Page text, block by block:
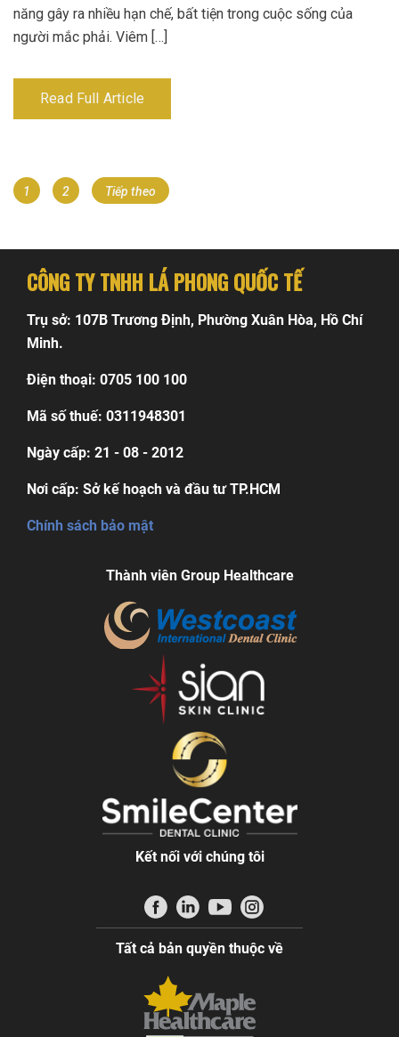
năng gây ra nhiều hạn chế, bất tiện trong cuộc sống của
người mắc phải. Viêm […]
Read Full Article
Điều
bài
viết
Page
1 Page
2 Tiếp theo
CÔNG TY TNHH LÁ PHONG QUỐC TẾ
Trụ sở: 107B Trương Định, Phường Xuân Hòa, Hồ Chí
Minh.
Điện thoại: 0705 100 100
Mã số thuế: 0311948301
Ngày cấp: 21 - 08 - 2012
Nơi cấp: Sở kế hoạch và đầu tư TP.HCM
Chính sách bảo mật
Thành viên Group Healthcare
Kết nối với chúng tôi
Tất cả bản quyền thuộc về